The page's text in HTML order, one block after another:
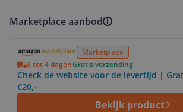
Marketplace aanbod
Marketplace
3 tot 4 dagenGratis verzending
Check de website voor de levertijd |
€20,-
Bekijk product